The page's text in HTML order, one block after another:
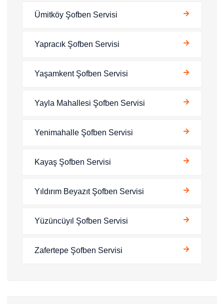
Ümitköy Şofben Servisi
Yapracık Şofben Servisi
Yaşamkent Şofben Servisi
Yayla Mahallesi Şofben Servisi
Yenimahalle Şofben Servisi
Kayaş Şofben Servisi
Yıldırım Beyazıt Şofben Servisi
Yüzüncüyıl Şofben Servisi
Zafertepe Şofben Servisi